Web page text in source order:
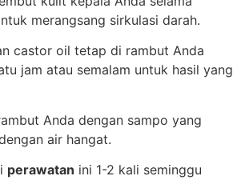
merangsang sirkulasi darah.
castor oil tetap di rambut Anda
jam atau semalam untuk hasil yang
Anda dengan sampo yang
air hangat.
perawatan ini 1-2 kali seminggu